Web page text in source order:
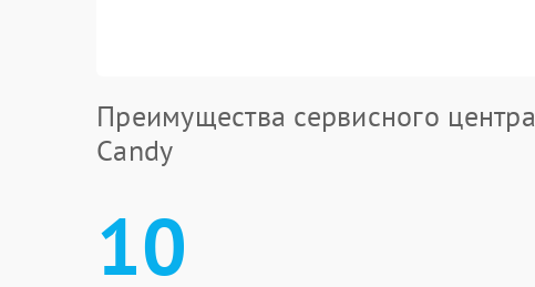
Преимущества сервисного центра
Candy
10